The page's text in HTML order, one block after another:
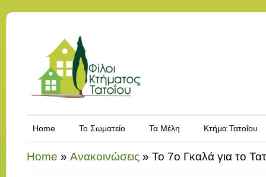
Home Το Σωματείο Τα Μέλη Κτήμα Τατοΐου
Home » Ανακοινώσεις » Το 7ο Γκαλά για το